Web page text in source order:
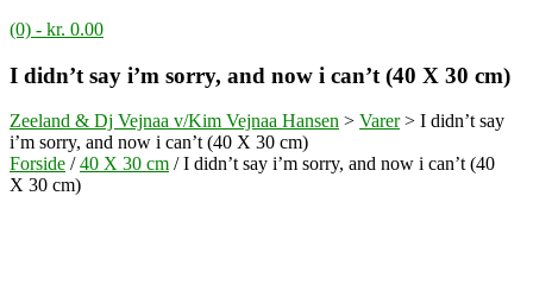
(0) - kr. 0.00
I didn’t say i’m sorry, and now i can’t (40 X 30 cm)
Zeeland & Dj Vejnaa v/Kim Vejnaa Hansen > Varer> I didn’t say
i’m sorry, and now i can’t (40 X 30 cm)
Forside /40 X 30 cm / I didn’t say i’m sorry, and now i can’t (40
X 30 cm)